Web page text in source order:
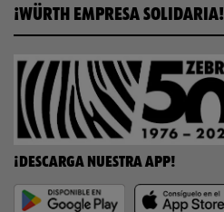
¡WÜRTH EMPRESA SOLIDARIA!
¡DESCARGA NUESTRA APP!